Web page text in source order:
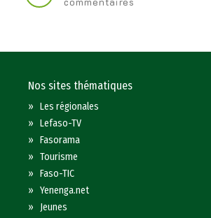
Nos sites thématiques
»Les régionales
»Lefaso-TV
»Fasorama
»Tourisme
»Faso-TIC
»Yenenga.net
» Jeunes